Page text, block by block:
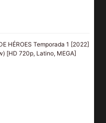
HÉROES Temporada 1 [2022]
[HD 720p, Latino, MEGA]